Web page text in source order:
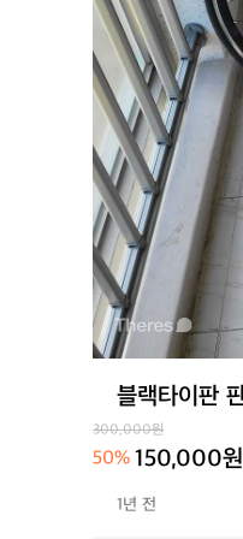
블랙타이판
300,000원
50% 150,000원
1년 전